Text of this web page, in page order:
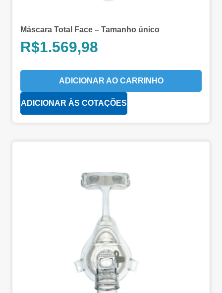
Máscara Total Face – Tamanho único
R$1.569,98
ADICIONAR AO CARRINHO
ADICIONAR ÀS COTAÇÕES